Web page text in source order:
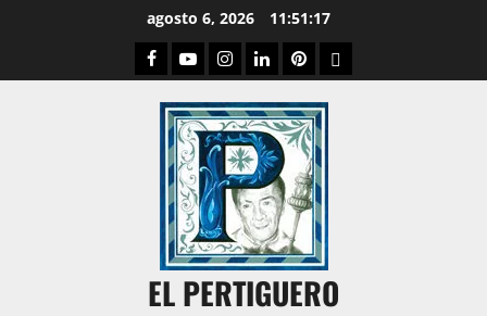
agosto 6, 2026 11:51:18
Facebook
YoutubeInstagram
LinkedPinterestDribbble
EL PERTIGUERO